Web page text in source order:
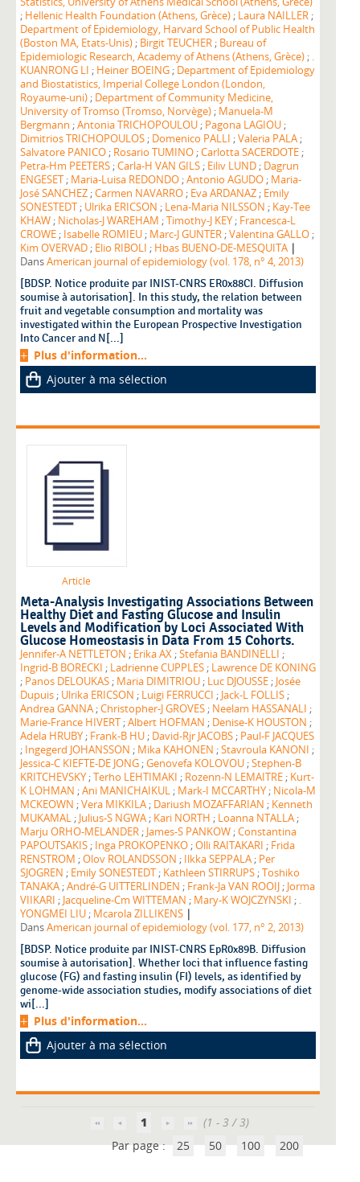
; Hellenic Health Foundation (Athens, Grèce) ; Laura NAILLER ;
Department of Epidemiology, Harvard School of Public Health
(Boston MA, Etats-Unis) ; Birgit TEUCHER ; Bureau of
Epidemiologic Research, Academy of Athens (Athens, Grèce) ; .
KUANRONG LI ; Heiner BOEING ; Department of Epidemiology
and Biostatistics, Imperial College London (London,
Royaume-uni) ; Department of Community Medicine,
University of Tromso (Tromso, Norvège) ; Manuela-M
Bergmann ;Antonia TRICHOPOULOU ; Pagona LAGIOU ;
Dimitrios TRICHOPOULOS ; Domenico PALLI ;Valeria PALA ;
Salvatore PANICO ; Rosario TUMINO ;Carlotta SACERDOTE ;
Petra-Hm PEETERS ;Carla-H VAN GILS ; Eiliv LUND ; Dagrun
ENGESET ; Maria-Luisa REDONDO ;Antonio AGUDO ; Maria-
José SANCHEZ ;Carmen NAVARRO ; Eva ARDANAZ ; Emily
SONESTEDT ; Ulrika ERICSON ; Lena-Maria NILSSON ; Kay-Tee
KHAW ; Nicholas-J WAREHAM ;Timothy-J KEY ; Francesca-L
CROWE ; Isabelle ROMIEU ; Marc-J GUNTER ;Valentina GALLO ;
Kim OVERVAD ; Elio RIBOLI ; Hbas BUENO-DE-MESQUITA |
DansAmerican journal of epidemiology (vol. 178, n° 4, 2013)
[BDSP. Notice produite par INIST-CNRS ER0x88CI. Diffusion
soumise à autorisation]. In this study, the relation between
fruit and vegetable consumption and mortality was
investigated within the European Prospective Investigation
Into Cancer and N[...]
Plus d'information...
Ajouter à ma sélection
Article
Meta-Analysis Investigating Associations Between
Healthy Diet and Fasting Glucose and Insulin
Levels and Modification by Loci Associated With
Glucose Homeostasis in Data From 15 Cohorts.
Jennifer-A NETTLETON ; Erika AX ;Stefania BANDINELLI ;
Ingrid-B BORECKI ; Ladrienne CUPPLES ; Lawrence DE KONING
; Panos DELOUKAS ; Maria DIMITRIOU ; Luc DJOUSSE ; Josée
Dupuis ; Ulrika ERICSON ; Luigi FERRUCCI ; Jack-L FOLLIS ;
Andrea GANNA ;Christopher-J GROVES ; Neelam HASSANALI ;
Marie-France HIVERT ;Albert HOFMAN ; Denise-K HOUSTON ;
Adela HRUBY ; Frank-B HU ; David-Rjr JACOBS ; Paul-F JACQUES
; Ingegerd JOHANSSON ; Mika KAHONEN ;Stavroula KANONI ;
Jessica-C KIEFTE-DE JONG ;Genovefa KOLOVOU ;Stephen-B
KRITCHEVSKY ;Terho LEHTIMAKI ; Rozenn-N LEMAITRE ; Kurt-
K LOHMAN ;Ani MANICHAIKUL ; Mark-I MCCARTHY ; Nicola-M
MCKEOWN ;Vera MIKKILA ; Dariush MOZAFFARIAN ; Kenneth
MUKAMAL ; Julius-S NGWA ; Kari NORTH ; Loanna NTALLA ;
Marju ORHO-MELANDER ; James-S PANKOW ;Constantina
PAPOUTSAKIS ; Inga PROKOPENKO ;Olli RAITAKARI ; Frida
RENSTROM ;Olov ROLANDSSON ; Ilkka SEPPALA ; Per
SJOGREN ; Emily SONESTEDT ; Kathleen STIRRUPS ;Toshiko
TANAKA ;André-G UITTERLINDEN ; Frank-Ja VAN ROOIJ ; Jorma
VIIKARI ; Jacqueline-Cm WITTEMAN ; Mary-K WOJCZYNSKI ; .
YONGMEI LIU ; Mcarola ZILLIKENS |
DansAmerican journal of epidemiology (vol. 177, n° 2, 2013)
[BDSP. Notice produite par INIST-CNRS EpR0x89B. Diffusion
soumise à autorisation]. Whether loci that influence fasting
glucose (FG) and fasting insulin (FI) levels, as identified by
genome-wide association studies, modify associations of diet
wi[...]
Plus d'information...
Ajouter à ma sélection
1
(1 - 3 / 3)
Par page : 25 50 100 200